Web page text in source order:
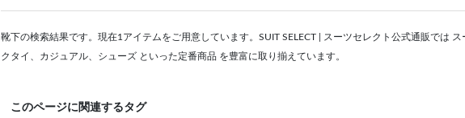
靴下の検索結果です。現在1アイテムをご用意しています。SUIT SELECT | スーツセレクト公式通販では
クタイ、カジュアル、シューズ といった定番商品 を豊富に取り揃えています。
このページに関連するタグ